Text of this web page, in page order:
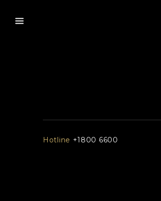
Hotline +1800 6600